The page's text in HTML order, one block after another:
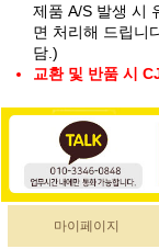
제품 A/S 발생 시
면 처리해 드립니
담.)
교환 및 반품 시
마이페이지